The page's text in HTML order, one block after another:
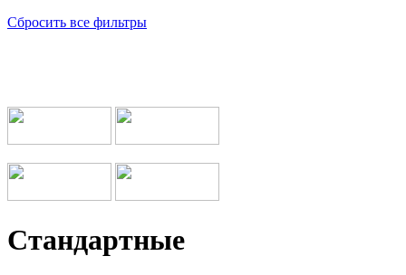
Сбросить все фильтры
Стандартные